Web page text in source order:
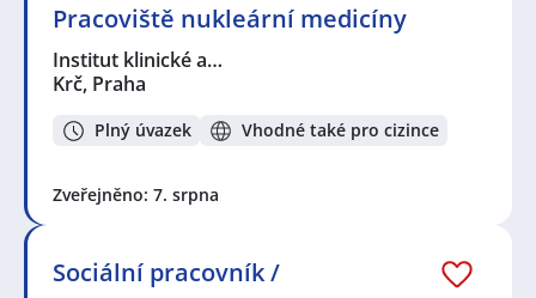
Pracoviště nukleární medicíny
Institut klinické a…
Krč, Praha
Plný úvazek Vhodné také pro cizince
Zveřejněno: 7. srpna
Sociální pracovník /